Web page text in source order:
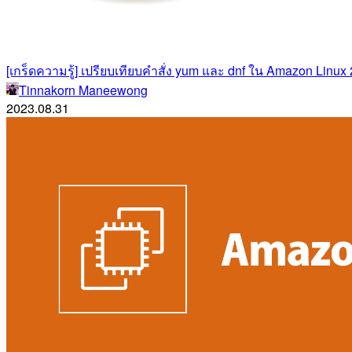
[เกร็ดความรู้] เปรียบเทียบคำสั่ง yum และ dnf ใน Amazon Linux
Tinnakorn Maneewong
2023.08.31